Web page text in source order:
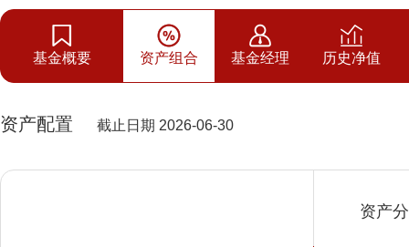
基金概要 资产组合 基金经理 历史净值
资产配置 截止日期 2026-06-30
资产